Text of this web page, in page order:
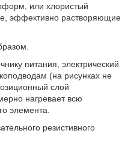
или хлористый
эффективно растворяющие
питания, электрический
(на рисунках не
слой
нагревает всю
элемента.
резистивного